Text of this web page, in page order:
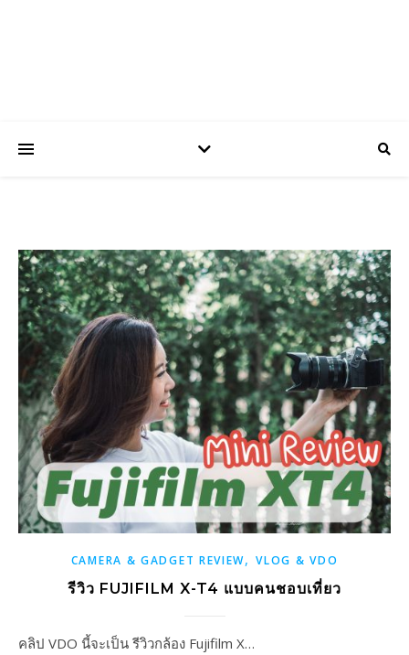
CAMERA & GADGET REVIEW,VLOG & VDO
รีวิว FUJIFILM X-T4 แบบคนชอบเที่ยว
คลิป VDO นี้จะเป็น รีวิวกล้อง Fujifilm X…